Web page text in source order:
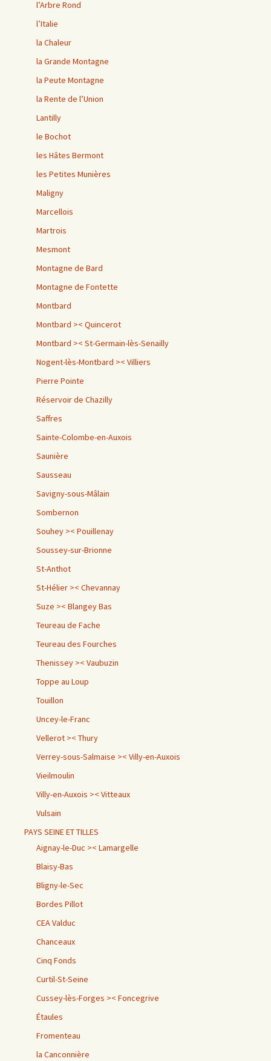
l’Arbre Rond
l’Italie
la Chaleur
la Grande Montagne
la Peute Montagne
la Rente de l’Union
Lantilly
le Bochot
les Hâtes Bermont
les Petites Munières
Maligny
Marcellois
Martrois
Mesmont
Montagne de Bard
Montagne de Fontette
Montbard
Montbard >< Quincerot
Montbard >< St-Germain-lès-Senailly
Nogent-lès-Montbard >< Villiers
Pierre Pointe
Réservoir de Chazilly
Saffres
Sainte-Colombe-en-Auxois
Saunière
Sausseau
Savigny-sous-Mâlain
Sombernon
Souhey >< Pouillenay
Soussey-sur-Brionne
St-Anthot
St-Hélier >< Chevannay
Suze >< Blangey Bas
Teureau de Fache
Teureau des Fourches
Thenissey >< Vaubuzin
Toppe au Loup
Touillon
Uncey-le-Franc
Vellerot >< Thury
Verrey-sous-Salmaise >< Villy-en-Auxois
Vieilmoulin
Villy-en-Auxois >< Vitteaux
Vulsain
PAYS SEINE ET TILLES
Aignay-le-Duc >< Lamargelle
Blaisy-Bas
Bligny-le-Sec
Bordes Pillot
CEA Valduc
Chanceaux
Cinq Fonds
Curtil-St-Seine
Cussey-lès-Forges >< Foncegrive
Étaules
Fromenteau
la Canconnière